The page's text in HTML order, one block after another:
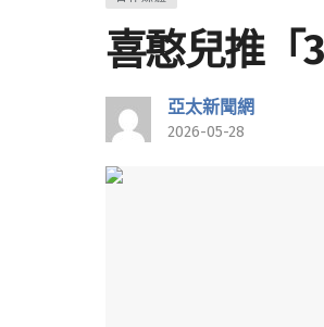
喜憨兒推「
亞太新聞網
2026-05-28